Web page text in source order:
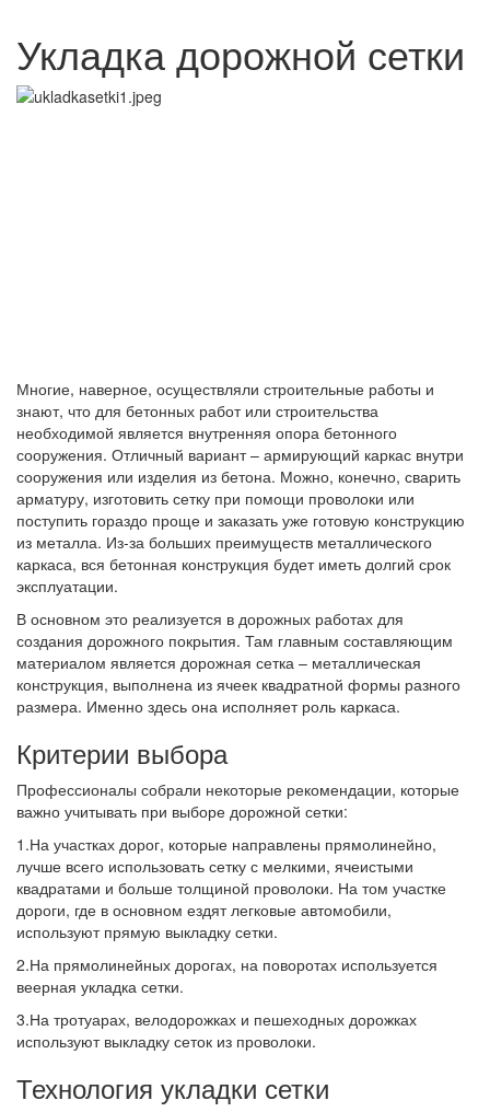
Укладка дорожной сетки
Многие, наверное, осуществляли строительные работы и
знают, что для бетонных работ или строительства
необходимой является внутренняя опора бетонного
сооружения. Отличный вариант – армирующий каркас внутри
сооружения или изделия из бетона. Можно, конечно, сварить
арматуру, изготовить сетку при помощи проволоки или
поступить гораздо проще и заказать уже готовую конструкцию
из металла. Из-за больших преимуществ металлического
каркаса, вся бетонная конструкция будет иметь долгий срок
эксплуатации.
В основном это реализуется в дорожных работах для
создания дорожного покрытия. Там главным составляющим
материалом является дорожная сетка – металлическая
конструкция, выполнена из ячеек квадратной формы разного
размера. Именно здесь она исполняет роль каркаса.
Критерии выбора
Профессионалы собрали некоторые рекомендации, которые
важно учитывать при выборе дорожной сетки:
1.На участках дорог, которые направлены прямолинейно,
лучше всего использовать сетку с мелкими, ячеистыми
квадратами и больше толщиной проволоки. На том участке
дороги, где в основном ездят легковые автомобили,
используют прямую выкладку сетки.
2.На прямолинейных дорогах, на поворотах используется
веерная укладка сетки.
3.На тротуарах, велодорожках и пешеходных дорожках
используют выкладку сеток из проволоки.
Технология укладки сетки